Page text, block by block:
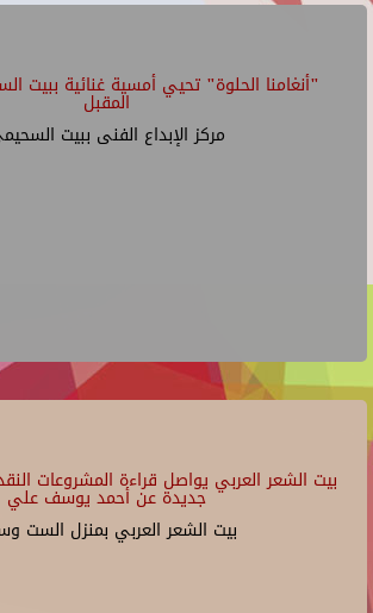
"أنغامنا الحلوة" تحيي أمسية غنائية ببيت
المقبل
مركز الإبداع الفنى ببيت
بيت الشعر العربي يواصل قراءة المشروعات
جديدة عن أحمد يوسف علي
بيت الشعر العربي بمنزل الست